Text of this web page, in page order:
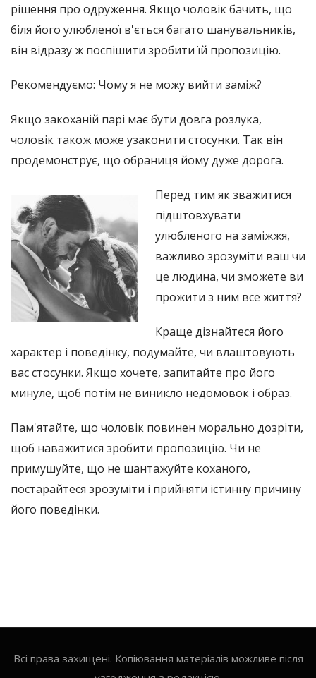
рішення про одруження. Якщо чоловік бачить, що
біля його улюбленої в'ється багато шанувальників,
він відразу ж поспішити зробити їй пропозицію.
Рекомендуємо: Чому я не можу вийти заміж?
Якщо закоханій парі має бути довга розлука,
чоловік також може узаконити стосунки. Так він
продемонструє, що обраниця йому дуже дорога.
Перед тим як зважитися
підштовхувати
улюбленого на заміжжя,
важливо зрозуміти ваш чи
це людина, чи зможете ви
прожити з ним все життя?
Краще дізнайтеся його
характер і поведінку, подумайте, чи влаштовують
вас стосунки. Якщо хочете, запитайте про його
минуле, щоб потім не виникло недомовок і образ.
Пам'ятайте, що чоловік повинен морально дозріти,
щоб наважитися зробити пропозицію. Чи не
примушуйте, що не шантажуйте коханого,
постарайтеся зрозуміти і прийняти істинну причину
його поведінки.
Всі права захищені. Копіювання матеріалів можливе після